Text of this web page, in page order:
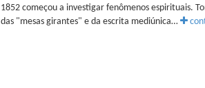
1852 começou a investigar fenômenos espirituais.
das "mesas girantes" e da escrita mediúnica…